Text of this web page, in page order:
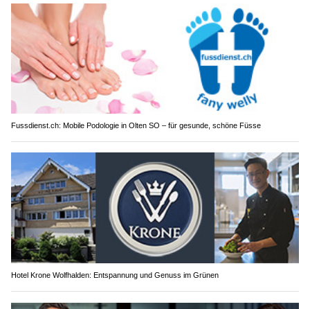
Fussdienst.ch: Mobile Podologie in Olten SO – für gesunde, schöne Füsse
Hotel Krone Wolfhalden: Entspannung und Genuss im Grünen